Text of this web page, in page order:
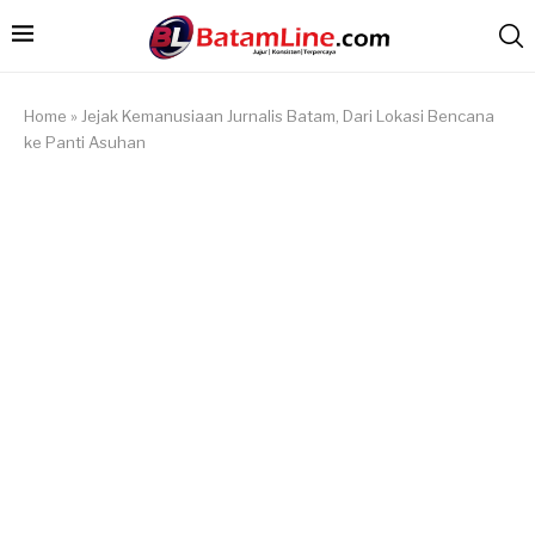
Home » Jejak Kemanusiaan Jurnalis Batam, Dari Lokasi Bencana
ke Panti Asuhan